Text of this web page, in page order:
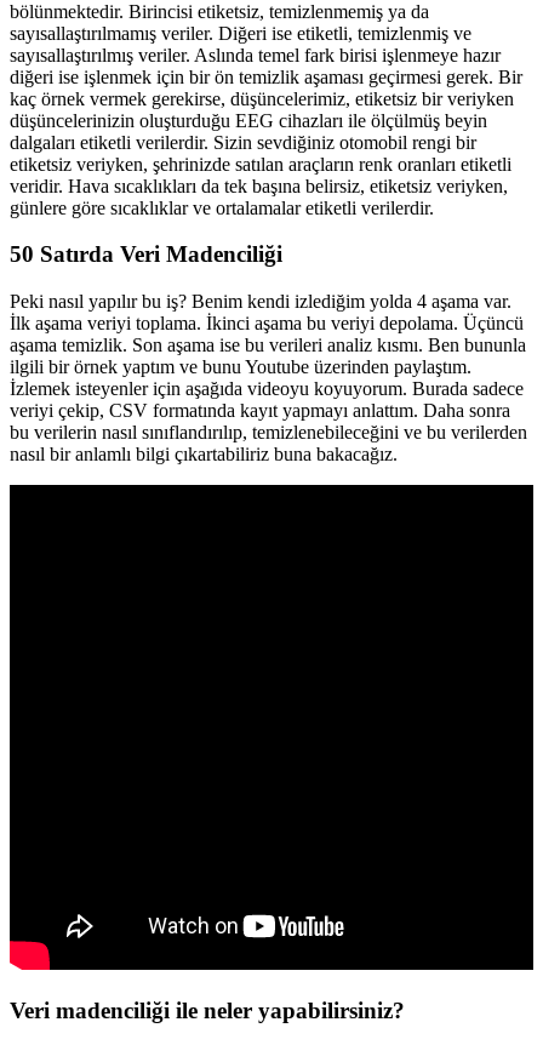
bölünmektedir. Birincisi etiketsiz, temizlenmemiş ya da
sayısallaştırılmamış veriler. Diğeri ise etiketli, temizlenmiş ve
sayısallaştırılmış veriler. Aslında temel fark birisi işlenmeye hazır
diğeri ise işlenmek için bir ön temizlik aşaması geçirmesi gerek. Bir
kaç örnek vermek gerekirse, düşüncelerimiz, etiketsiz bir veriyken
düşüncelerinizin oluşturduğu EEG cihazları ile ölçülmüş beyin
dalgaları etiketli verilerdir. Sizin sevdiğiniz otomobil rengi bir
etiketsiz veriyken, şehrinizde satılan araçların renk oranları etiketli
veridir. Hava sıcaklıkları da tek başına belirsiz, etiketsiz veriyken,
günlere göre sıcaklıklar ve ortalamalar etiketli verilerdir.
50 Satırda Veri Madenciliği
Peki nasıl yapılır bu iş? Benim kendi izlediğim yolda 4 aşama var.
İlk aşama veriyi toplama. İkinci aşama bu veriyi depolama. Üçüncü
aşama temizlik. Son aşama ise bu verileri analiz kısmı. Ben bununla
ilgili bir örnek yaptım ve bunu Youtube üzerinden paylaştım.
İzlemek isteyenler için aşağıda videoyu koyuyorum. Burada sadece
veriyi çekip, CSV formatında kayıt yapmayı anlattım. Daha sonra
bu verilerin nasıl sınıflandırılıp, temizlenebileceğini ve bu verilerden
nasıl bir anlamlı bilgi çıkartabiliriz buna bakacağız.
Veri madenciliği ile neler yapabilirsiniz?